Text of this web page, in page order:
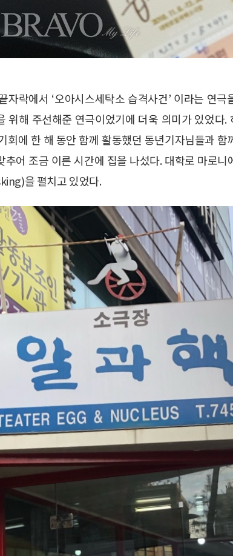
락에서 ‘오아시스세탁소 습격사건’ 이라는 연극
위해 주선해준 연극이었기에 더욱 의미가 있었다.
회에 한 해 동안 함께 활동했던 동년기자님들과 함
어 조금 이른 시간에 집을 나섰다. 대학로 마로니
을 펼치고 있었다.